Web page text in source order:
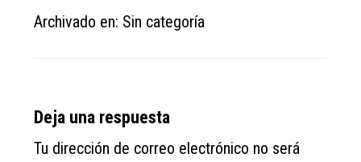
Archivado en: Sin categoría
Reader
Interactions
Deja una respuesta
Tu dirección de correo electrónico no será